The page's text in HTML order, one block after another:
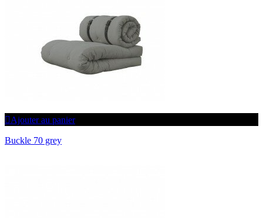
Ajouter au panier
Buckle 70 grey